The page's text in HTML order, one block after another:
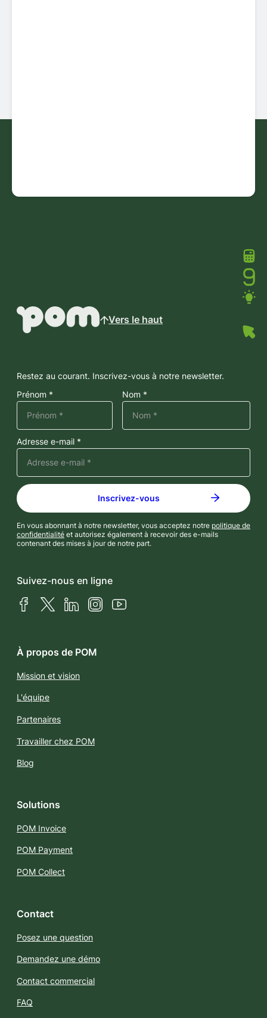
Vers le haut
Restez au courant. Inscrivez-vous à notre newsletter.
Prénom *
Nom *
Adresse e-mail *
En vous abonnant à notre newsletter, vous acceptez notre politique de
confidentialité et autorisez également à recevoir des e-mails
contenant des mises à jour de notre part.
Suivez-nous en ligne
FacebookX (Twitter)LinkedInInstagramYouTube
À propos de POM
Mission et vision
L'équipe
Partenaires
Travailler chez POM
Blog
Solutions
POM Invoice
POM Payment
POM Collect
Contact
Posez une question
Demandez une démo
Contact commercial
FAQ